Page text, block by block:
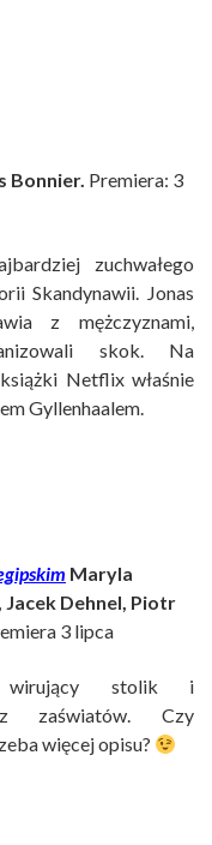
Bonnier. Premiera: 3
zuchwałego
Skandynawii. Jonas
z mężczyznami,
skok. Na
Netflix właśnie
Gyllenhaalem.
Maryla
Dehnel, Piotr
3 lipca
wirujący stolik i
zaświatów. Czy
więcej opisu?